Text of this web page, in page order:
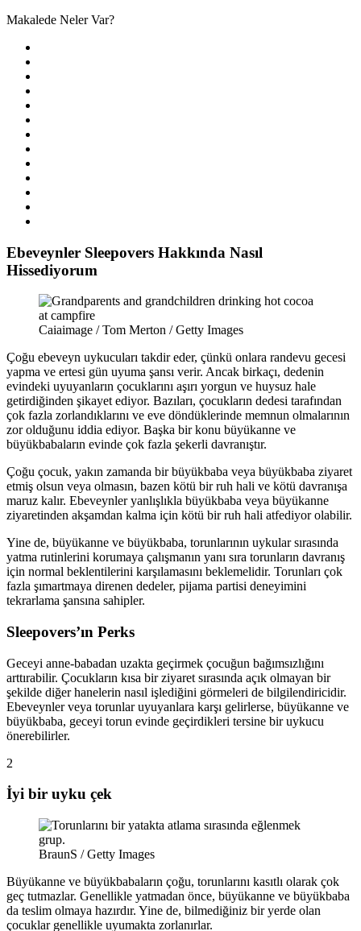
Makalede Neler Var?
Ebeveynler Sleepovers Hakkında Nasıl
Hissediyorum
Caiaimage / Tom Merton / Getty Images
Çoğu ebeveyn uykucuları takdir eder, çünkü onlara randevu gecesi
yapma ve ertesi gün uyuma şansı verir. Ancak birkaçı, dedenin
evindeki uyuyanların çocuklarını aşırı yorgun ve huysuz hale
getirdiğinden şikayet ediyor. Bazıları, çocukların dedesi tarafından
çok fazla zorlandıklarını ve eve döndüklerinde memnun olmalarının
zor olduğunu iddia ediyor. Başka bir konu büyükanne ve
büyükbabaların evinde çok fazla şekerli davranıştır.
Çoğu çocuk, yakın zamanda bir büyükbaba veya büyükbaba ziyaret
etmiş olsun veya olmasın, bazen kötü bir ruh hali ve kötü davranışa
maruz kalır. Ebeveynler yanlışlıkla büyükbaba veya büyükanne
ziyaretinden akşamdan kalma için kötü bir ruh hali atfediyor olabilir.
Yine de, büyükanne ve büyükbaba, torunlarının uykular sırasında
yatma rutinlerini korumaya çalışmanın yanı sıra torunların davranış
için normal beklentilerini karşılamasını beklemelidir. Torunları çok
fazla şımartmaya direnen dedeler, pijama partisi deneyimini
tekrarlama şansına sahipler.
Sleepovers’ın Perks
Geceyi anne-babadan uzakta geçirmek çocuğun bağımsızlığını
arttırabilir. Çocukların kısa bir ziyaret sırasında açık olmayan bir
şekilde diğer hanelerin nasıl işlediğini görmeleri de bilgilendiricidir.
Ebeveynler veya torunlar uyuyanlara karşı gelirlerse, büyükanne ve
büyükbaba, geceyi torun evinde geçirdikleri tersine bir uykucu
önerebilirler.
2
İyi bir uyku çek
BraunS / Getty Images
Büyükanne ve büyükbabaların çoğu, torunlarını kasıtlı olarak çok
geç tutmazlar. Genellikle yatmadan önce, büyükanne ve büyükbaba
da teslim olmaya hazırdır. Yine de, bilmediğiniz bir yerde olan
çocuklar genellikle uyumakta zorlanırlar.